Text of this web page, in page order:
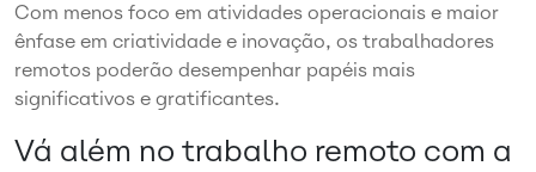
Com menos foco em atividades operacionais e maior
ênfase em criatividade e inovação, os trabalhadores
remotos poderão desempenhar papéis mais
significativos e gratificantes.
Vá além no trabalho remoto com a